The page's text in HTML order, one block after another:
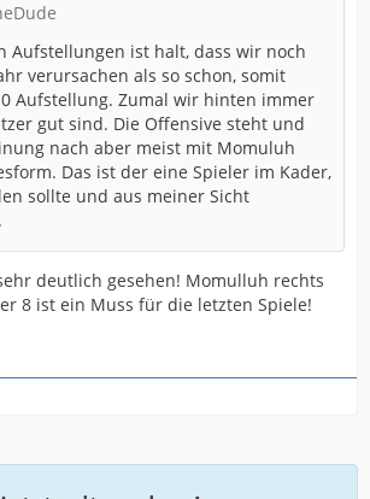
Aufstellungen ist halt, dass wir noch
verursachen als so schon, somit
Aufstellung. Zumal wir hinten immer
gut sind. Die Offensive steht und
nach aber meist mit Momuluh
Das ist der eine Spieler im Kader,
sollte und aus meiner Sicht
deutlich gesehen! Momulluh rechts
8 ist ein Muss für die letzten Spiele!